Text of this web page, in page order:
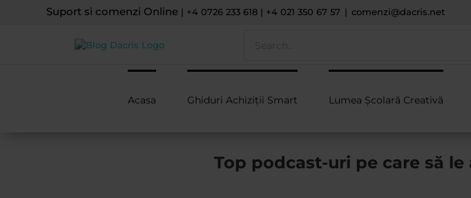
Suport si comenzi Online | +4 0726 233 618 | +4 021 350 67 57 | comenzi@dacris.net
Acasa Ghiduri Achiziții Smart Lumea Școlară Creativă
Top podcast-uri pe care să